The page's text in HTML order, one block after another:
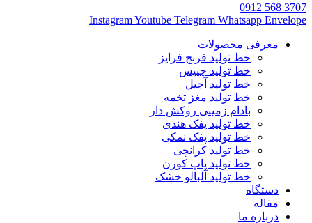
3707 568 0912
InstagramYoutube Telegram Whatsapp Envelope
معرفی محصولات
خط تولید فرنچ فرایز
خط تولید چیپس
خط تولید آجیل
خط تولید مغز تخمه
بادام زمینی روکش دار
خط تولید پفک هندی
خط تولید پفک نمکی
خط تولید کرانچی
خط تولید پاپ کورن
خط تولید آلبالو خشک
دستگاه
مقاله
درباره ما